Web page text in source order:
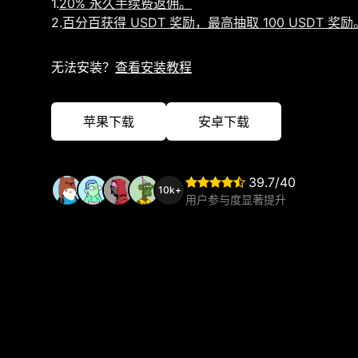
1.20% 永久手续费返佣。
2.百分百获得 USDT 奖励，最高抽取 100 USDT 奖励
无法安装？ 查看安装教程
苹果下载 安卓下载
10k+ 39.7/40
用户参与度显著提升